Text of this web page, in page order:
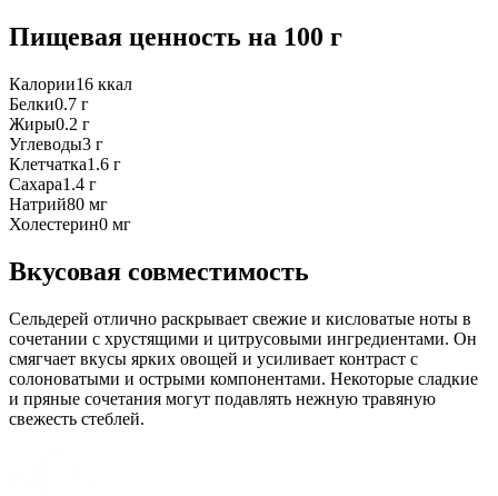
Пищевая ценность на 100 г
Калории16 ккал
Белки0.7 г
Жиры0.2 г
Углеводы3 г
Клетчатка1.6 г
Сахара1.4 г
Натрий80 мг
Холестерин0 мг
Вкусовая совместимость
Сельдерей отлично раскрывает свежие и кисловатые ноты в
сочетании с хрустящими и цитрусовыми ингредиентами. Он
смягчает вкусы ярких овощей и усиливает контраст с
солоноватыми и острыми компонентами. Некоторые сладкие
и пряные сочетания могут подавлять нежную травяную
свежесть стеблей.